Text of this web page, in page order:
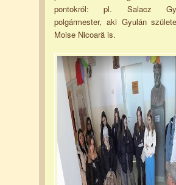
pontokról: pl. Salacz
polgármester, aki Gyulán
Moise Nicoară is.